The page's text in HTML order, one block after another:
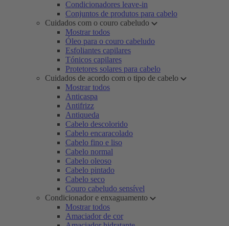
Condicionadores leave-in
Conjuntos de produtos para cabelo
Cuidados com o couro cabeludo
Mostrar todos
Óleo para o couro cabeludo
Esfoliantes capilares
Tónicos capilares
Protetores solares para cabelo
Cuidados de acordo com o tipo de cabelo
Mostrar todos
Anticaspa
Antifrizz
Antiqueda
Cabelo descolorido
Cabelo encaracolado
Cabelo fino e liso
Cabelo normal
Cabelo oleoso
Cabelo pintado
Cabelo seco
Couro cabeludo sensível
Condicionador e enxaguamento
Mostrar todos
Amaciador de cor